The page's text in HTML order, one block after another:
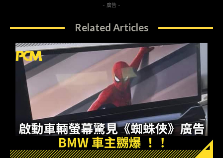
- 廣告 -
Related Articles